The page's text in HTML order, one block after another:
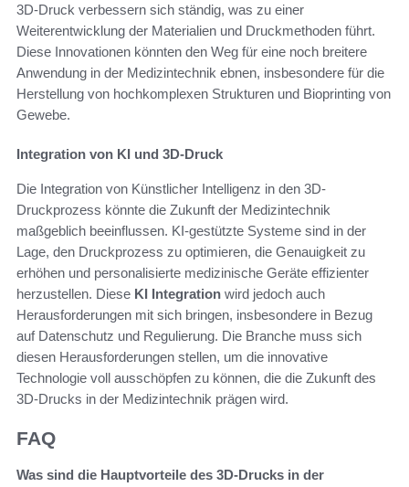
3D-Druck verbessern sich ständig, was zu einer
Weiterentwicklung der Materialien und Druckmethoden führt.
Diese Innovationen könnten den Weg für eine noch breitere
Anwendung in der Medizintechnik ebnen, insbesondere für die
Herstellung von hochkomplexen Strukturen und Bioprinting von
Gewebe.
Integration von KI und 3D-Druck
Die Integration von Künstlicher Intelligenz in den 3D-
Druckprozess könnte die Zukunft der Medizintechnik
maßgeblich beeinflussen. KI-gestützte Systeme sind in der
Lage, den Druckprozess zu optimieren, die Genauigkeit zu
erhöhen und personalisierte medizinische Geräte effizienter
herzustellen. Diese KI Integration wird jedoch auch
Herausforderungen mit sich bringen, insbesondere in Bezug
auf Datenschutz und Regulierung. Die Branche muss sich
diesen Herausforderungen stellen, um die innovative
Technologie voll ausschöpfen zu können, die die Zukunft des
3D-Drucks in der Medizintechnik prägen wird.
FAQ
Was sind die Hauptvorteile des 3D-Drucks in der